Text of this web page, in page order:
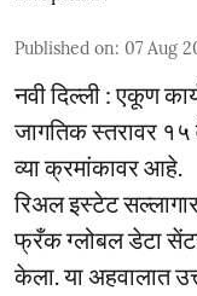
Published on: 07 Aug
नवी दिल्ली : एकूण
जागतिक स्तरावर
व्या क्रमांकावर आहे.
रिअल इस्टेट
फ्रँक ग्लोबल डेटा
केला. या अहवालात